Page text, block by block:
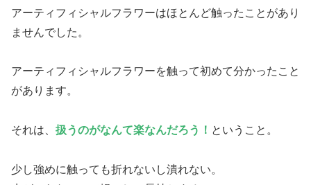
アーティフィシャルフラワーはほとんど触ったことがあり
ませんでした。
アーティフィシャルフラワーを触って初めて分かったこと
があります。
それは、 扱うのがなんて楽なんだろう！ ということ。
少し強めに触っても折れないし潰れない。